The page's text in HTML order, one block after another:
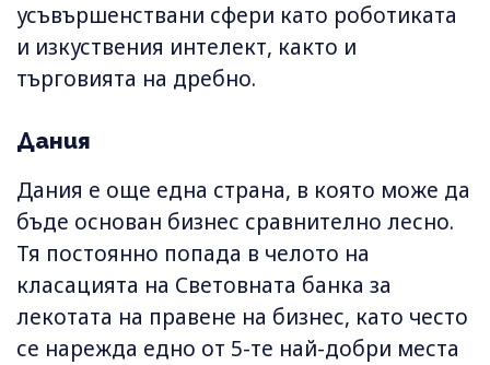
усъвършенствани сфери като роботиката
и изкуствения интелект, както и
търговията на дребно.
Дания
Дания е още една страна, в която може да
бъде основан бизнес сравнително лесно.
Тя постоянно попада в челото на
класацията на Световната банка за
лекотата на правене на бизнес, като често
се нарежда едно от 5-те най-добри места